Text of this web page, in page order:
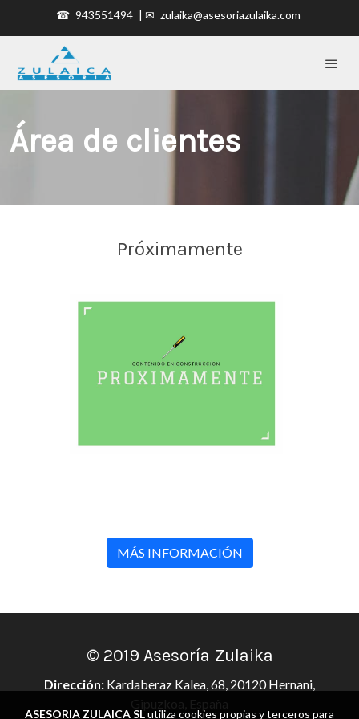
☎ 943551494 | ✉ zulaika@asesoriazulaika.com
Área de clientes
Próximamente
MÁS INFORMACIÓN
© 2019 Asesoría Zulaika
Dirección: Kardaberaz Kalea, 68, 20120 Hernani,
ASESORIA ZULAICA SLutiliza cookies propias y terceros para